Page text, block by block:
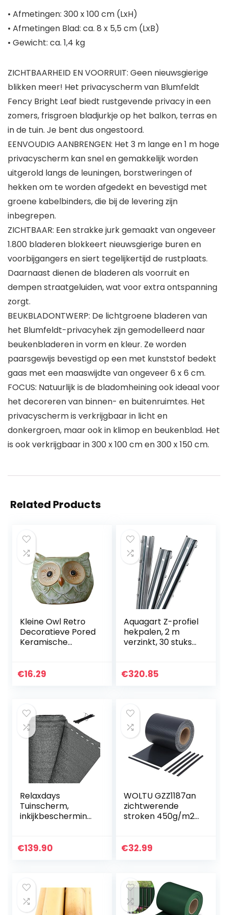
• Afmetingen: 300 x 100 cm (LxH)
• Afmetingen Blad: ca. 8 x 5,5 cm (LxB)
• Gewicht: ca. 1,4 kg
ZICHTBAARHEID EN VOORRUIT: Geen nieuwsgierige
blikken meer! Het privacyscherm van Blumfeldt
Fency Bright Leaf biedt rustgevende privacy in een
zomers, frisgroen bladjurkje op het balkon, terras en
in de tuin. Je bent dus ongestoord.
EENVOUDIG AANBRENGEN: Het 3 m lange en 1 m hoge
privacyscherm kan snel en gemakkelijk worden
uitgerold langs de leuningen, borstweringen of
hekken om te worden afgedekt en bevestigd met
groene kabelbinders, die bij de levering zijn
inbegrepen.
ZICHTBAAR: Een strakke jurk gemaakt van ongeveer
1.800 bladeren blokkeert nieuwsgierige buren en
voorbijgangers en siert tegelijkertijd de rustplaats.
Daarnaast dienen de bladeren als voorruit en
dempen straatgeluiden, wat voor extra ontspanning
zorgt.
BEUKBLADONTWERP: De lichtgroene bladeren van
het Blumfeldt-privacyhek zijn gemodelleerd naar
beukenbladeren in vorm en kleur. Ze worden
paarsgewijs bevestigd op een met kunststof bedekt
gaas met een maaswijdte van ongeveer 6 x 6 cm.
FOCUS: Natuurlijk is de bladomheining ook ideaal voor
het decoreren van binnen- en buitenruimtes. Het
privacyscherm is verkrijgbaar in licht en
donkergroen, maar ook in klimop en beukenblad. Het
is ook verkrijgbaar in 300 x 100 cm en 300 x 150 cm.
Related Products
Kleine Owl Retro
Decoratieve Pored
Keramische
Succulenten
€16.29
Aquagart Z-profiel
hekpalen, 2 m
verzinkt, 30 stuks
mm dik,
€320.85
Relaxdays
Tuinscherm,
inkijkbescherming
weerbestendig,
€139.90
WOLTU GZZ1187an
zichtwerende
stroken 450g/m2
nhek zichtwering
€32.99